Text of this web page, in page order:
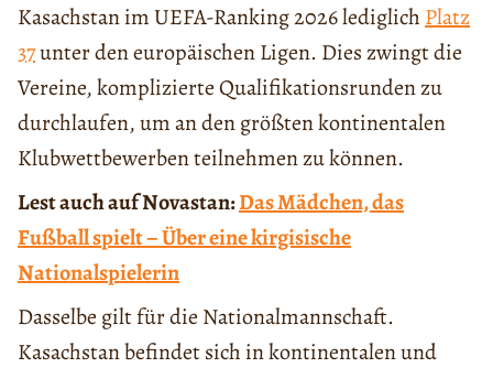
Kasachstan im UEFA-Ranking 2026 lediglich Platz
37unter den europäischen Ligen. Dies zwingt die
Vereine, komplizierte Qualifikationsrunden zu
durchlaufen, um an den größten kontinentalen
Klubwettbewerben teilnehmen zu können.
Lest auch auf Novastan:Das Mädchen, das
Fußball spielt – Über eine kirgisische
Nationalspielerin
Dasselbe gilt für die Nationalmannschaft.
Kasachstan befindet sich in kontinentalen und